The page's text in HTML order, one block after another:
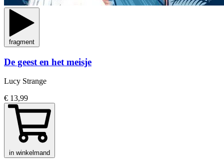
fragment
De geest en het meisje
Lucy Strange
€ 13,99
in winkelmand